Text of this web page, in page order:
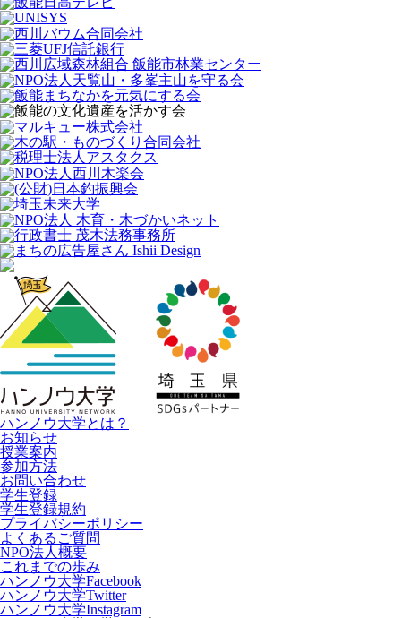
ハンノウ大学とは？
お知らせ
授業案内
参加方法
お問い合わせ
学生登録
学生登録規約
プライバシーポリシー
よくあるご質問
NPO法人概要
これまでの歩み
ハンノウ大学Facebook
ハンノウ大学Twitter
ハンノウ大学Instagram